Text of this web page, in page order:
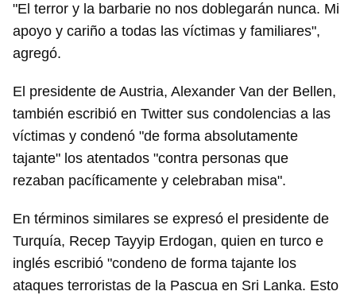
"El terror y la barbarie no nos doblegarán nunca. Mi
apoyo y cariño a todas las víctimas y familiares",
agregó.
El presidente de Austria, Alexander Van der Bellen,
también escribió en Twitter sus condolencias a las
víctimas y condenó "de forma absolutamente
tajante" los atentados "contra personas que
rezaban pacíficamente y celebraban misa".
En términos similares se expresó el presidente de
Turquía, Recep Tayyip Erdogan, quien en turco e
inglés escribió "condeno de forma tajante los
ataques terroristas de la Pascua en Sri Lanka. Esto